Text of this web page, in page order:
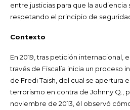
entre justicias para que la
respetando el principio de
Contexto
En 2019, tras petición internacional,
través de Fiscalía inicia un proceso
de Fredi Taish, del cual se apertura
terrorismo en contra de Johnny Q.,
noviembre de 2013, él observó